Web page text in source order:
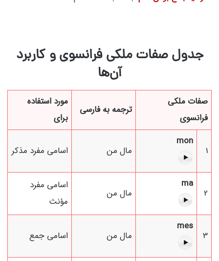
جدول صفات ملکی فرانسوی و کاربرد
آن‌ها
صفات ملکی
فرانسوی
ترجمه به فارسی
مورد استفاده
برای
1
mon
مال من اسامی مفرد مذکر
2
ma
مال من
اسامی مفرد
مؤنث
3
mes
مال من اسامی جمع